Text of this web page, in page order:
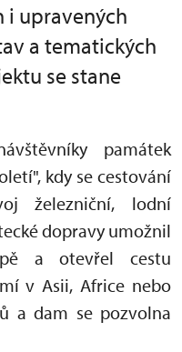
upravených
a tematických
se stane
památek
kdy se cestování
železniční, lodní
dopravy umožnil
a otevřel cestu
v Asii, Africe nebo
a dam se pozvolna